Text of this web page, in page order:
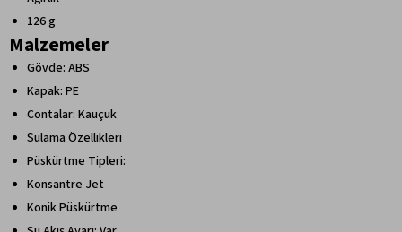
126 g
Malzemeler
Gövde: ABS
Kapak: PE
Contalar: Kauçuk
Sulama Özellikleri
Püskürtme Tipleri:
Konsantre Jet
Konik Püskürtme